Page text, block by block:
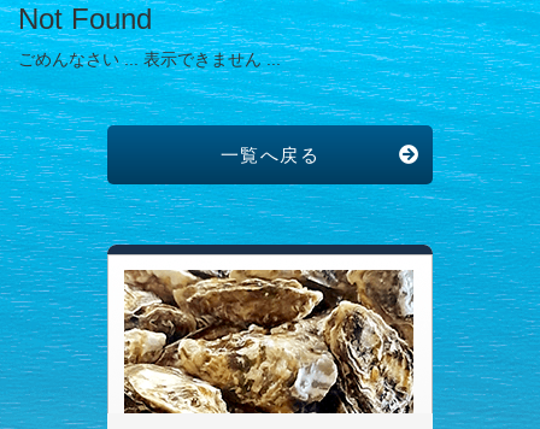
Not Found
ごめんなさい ... 表示できません ...
一覧へ戻る